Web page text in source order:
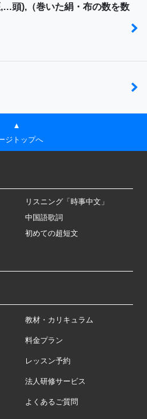
頭),（巻いた絹・布の数を数
▲
ジトップへ
リスニング「時事中文」
中国語歌詞
初めての超短文
教材・カリキュラム
料金プラン
レッスン予約
法人研修サービス
よくあるご質問